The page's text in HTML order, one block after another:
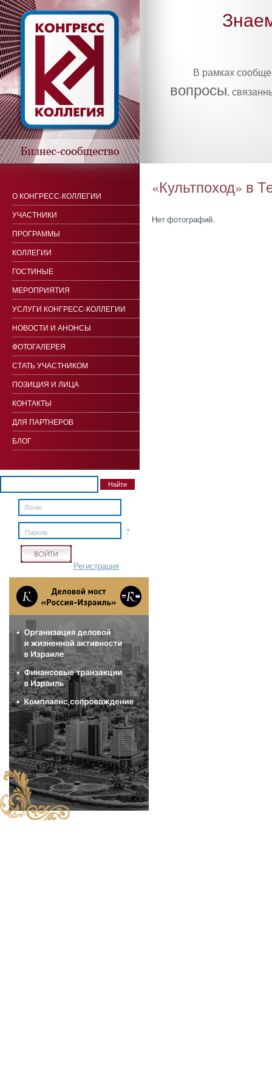
В рамках
вопросы,
«Культпоход» в
Нет фотографий.
О КОНГРЕСС-КОЛЛЕГИИ
УЧАСТНИКИ
ПРОГРАММЫ
КОЛЛЕГИИ
ГОСТИНЫЕ
МЕРОПРИЯТИЯ
УСЛУГИ КОНГРЕСС-КОЛЛЕГИИ
НОВОСТИ И АНОНСЫ
ФОТОГАЛЕРЕЯ
СТАТЬ УЧАСТНИКОМ
ПОЗИЦИЯ И ЛИЦА
КОНТАКТЫ
ДЛЯ ПАРТНЕРОВ
БЛОГ
?
Пароль
Регистрация